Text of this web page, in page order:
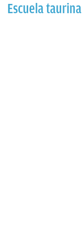
Escuela taurina